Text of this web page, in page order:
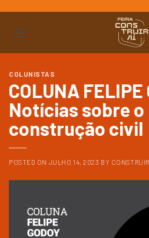
para
COLUNISTAS
COLUNA FELIPE
Notícias sobre
construção civil
POSTED ON JULHO 14, 2023 BY